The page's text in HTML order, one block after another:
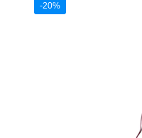
-20%